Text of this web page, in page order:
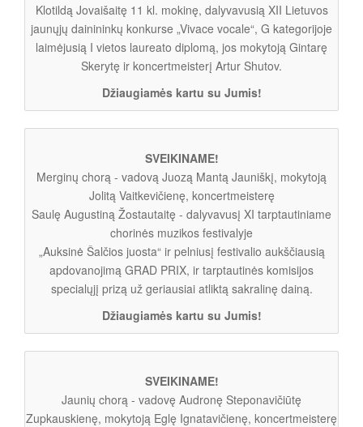
Klotildą Jovaišaitę 11 kl. mokinę, dalyvavusią XII Lietuvos
jaunųjų dainininkų konkurse „Vivace vocale“, G kategorijoje
laimėjusią I vietos laureato diplomą, jos mokytoją Gintarę
Skerytę ir koncertmeisterį Artur Shutov.
Džiaugiamės kartu su Jumis!
SVEIKINAME!
Merginų chorą - vadovą Juozą Mantą Jauniškį, mokytoją
Jolitą Vaitkevičienę, koncertmeisterę
Saulę Augustiną Žostautaitę - dalyvavusį XI tarptautiniame
chorinės muzikos festivalyje
„Auksinė Šalčios juosta“ ir pelniusį festivalio aukščiausią
apdovanojimą GRAD PRIX, ir tarptautinės komisijos
specialųjį prizą už geriausiai atliktą sakralinę dainą.
Džiaugiamės kartu su Jumis!
SVEIKINAME!
Jaunių chorą - vadovę Audronę Steponavičiūtę
Zupkauskienę, mokytoją Eglę Ignatavičienę, koncertmeisterę